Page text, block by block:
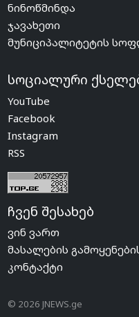
ნინოწმინდა
ჯავახეთი
მუნიციპალიტეტის
სოციალური
YouTube
Facebook
Instagram
RSS
ჩვენ შესახებ
ვინ ვართ
მასალების
კონტაქტი
© 2026 JNEWS.ge